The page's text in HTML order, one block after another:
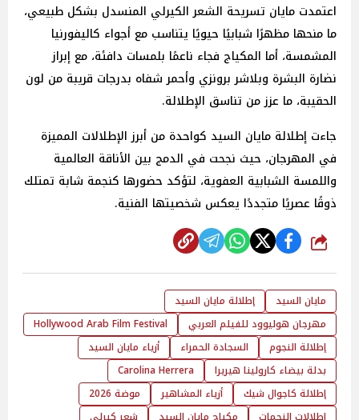
اعتمدت مايان تسريحة الشعر الكيرلي المنسدل بشكل طبيعي،
ما منحها مظهرًا شبابيًا حيويًا يتناسب مع أجواء كاليفورنيا
المشمسة، أما المكياج فجاء ناعمًا بلمسات دافئة، مع إبراز
نضارة البشرة وبلاشر برونزي وأحمر شفاه بدرجات قريبة من لون
الحقيبة، ما عزز من تناسق الإطلالة.
جاءت إطلالة مايان السيد كواحدة من أبرز الإطلالات المميزة
في المهرجان، حيث نجحت في الدمج بين الأناقة العالمية
واللمسة الشبابية العفوية، لتؤكد حضورها كنجمة شابة تمتلك
ذوقًا عصريًا متجددًا يعكس شخصيتها الفنية.
شارك
مايان السيد
إطلالة مايان السيد
مهرجان هوليوود للفيلم العربي
Hollywood Arab Film Festival
إطلالة النجوم
السجادة الحمراء
أزياء مايان السيد
بدلة بيضاء كارولينا هيريرا
Carolina Herrera
إطلالة كاجوال شيك
أزياء المشاهير
موضة 2026